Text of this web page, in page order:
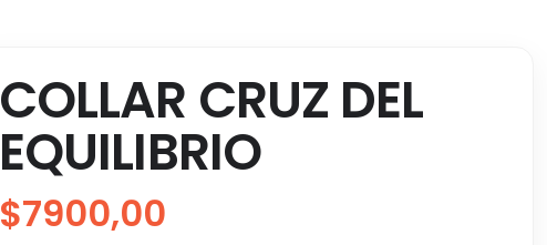
COLLAR CRUZ DEL
EQUILIBRIO
$7900,00